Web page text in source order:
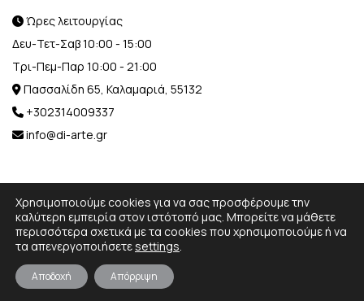
Ώρες λειτουργίας
Δευ-Τετ-Σαβ 10:00 - 15:00
Τρι-Πεμ-Παρ 10:00 - 21:00
Πασσαλίδη 65, Καλαμαριά, 55132
+302314009337
info@di-arte.gr
© 2026 Designed and Developed by MediaBox.
All rights
reserved.
Χρησιμοποιούμε cookies για να σας προσφέρουμε την
καλύτερη εμπειρία στον ιστότοπό μας. Μπορείτε να μάθετε
περισσότερα σχετικά με τα cookies που χρησιμοποιούμε ή να
τα απενεργοποιήσετεsettings.
Αποδοχή Απόρριψη